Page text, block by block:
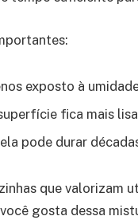
exposto à
fica mais
pode durar
que valorizam
gosta dessa